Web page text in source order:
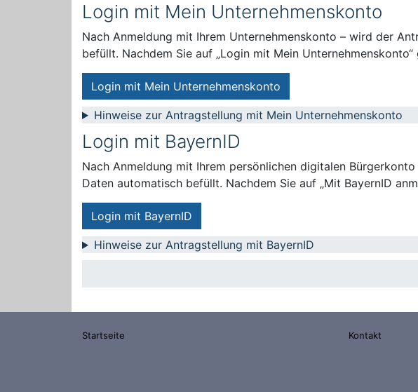
Login mit Mein Unternehmenskonto
Nach Anmeldung mit Ihrem Unternehmenskonto – wird der
befüllt. Nachdem Sie auf „Login mit Mein
Login mit Mein Unternehmenskonto
Hinweise zur Antragstellung mit Mein Unternehmenskonto
Login mit BayernID
Nach Anmeldung mit Ihrem persönlichen digitalen
Daten automatisch befüllt. Nachdem Sie auf „Mit BayernID
Login mit BayernID
Hinweise zur Antragstellung mit BayernID
Startseite Kontakt